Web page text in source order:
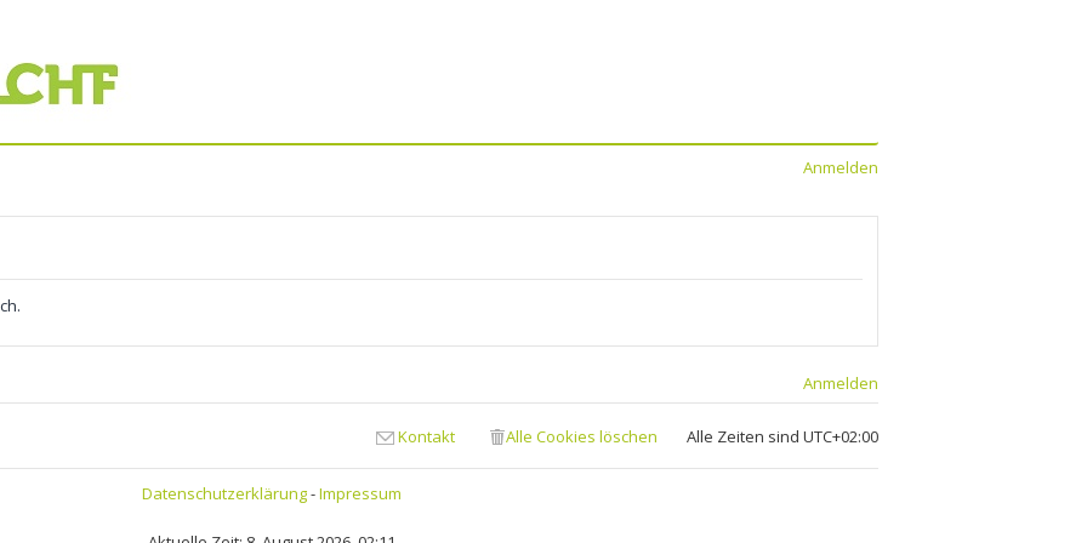
Anmelden
Anmelden
Alle Zeiten sind UTC+02:00
Alle Cookies löschen
Kontakt
Datenschutzerklärung-Impressum